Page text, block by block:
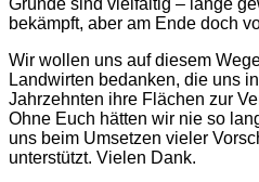
Gründe sind vielfältig – lange
bekämpft, aber am Ende doch
Wir wollen uns auf diesem
Landwirten bedanken, die uns
Jahrzehnten ihre Flächen zur
Ohne Euch hätten wir nie so
uns beim Umsetzen vieler
unterstützt. Vielen Dank.